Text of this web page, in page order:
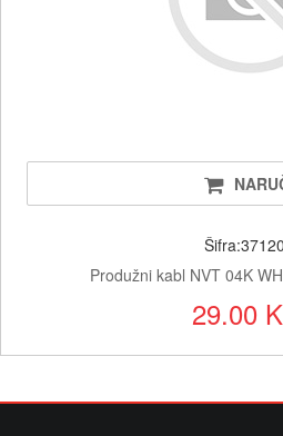
Produžni kabl NVT 04K
29.00